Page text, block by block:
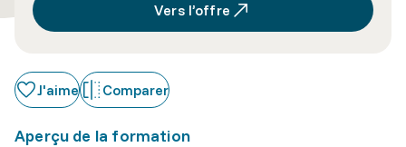
Vers l’offre
J'aime Comparer
Aperçu de la formation